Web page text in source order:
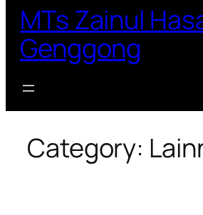
MTs Zainul
Genggong
Category: